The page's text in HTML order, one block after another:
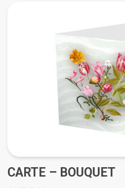
CARTE – BOUQUET